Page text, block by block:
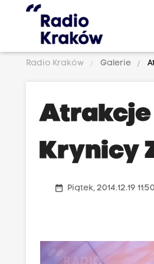
Radio Kraków Galerie
Atrakcje
Krynicy
date_range Piątek, 2014.12.19